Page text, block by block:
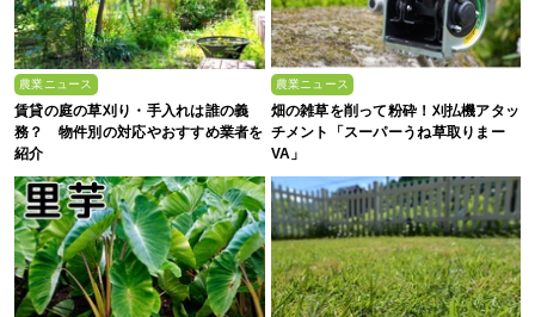
農業ニュース
賃貸の庭の草刈り・手入れは誰の義
務？ 物件別の対応やおすすめ業者を
紹介
農業ニュース
畑の雑草を削って粉砕！刈払機アタッ
チメント「スーパーうね草取りまー
VA」